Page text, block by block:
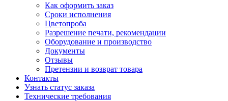
Как оформить заказ
Сроки исполнения
Цветопроба
Разрешение печати, рекомендации
Оборудование и производство
Документы
Отзывы
Претензии и возврат товара
Контакты
Узнать статус заказа
Технические требования